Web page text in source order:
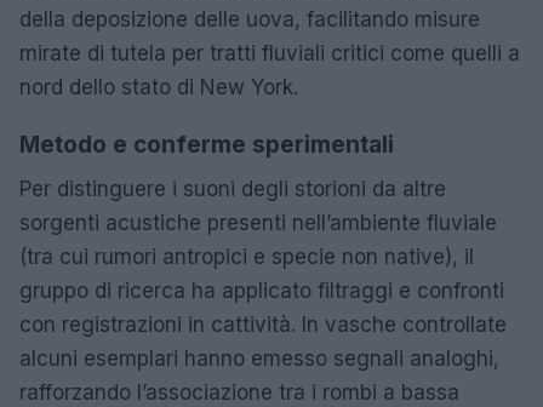
della deposizione delle uova, facilitando misure
mirate di tutela per tratti fluviali critici come quelli a
nord dello stato di New York.
Metodo e conferme sperimentali
Per distinguere i suoni degli storioni da altre
sorgenti acustiche presenti nell’ambiente fluviale
(tra cui rumori antropici e specie non native), il
gruppo di ricerca ha applicato filtraggi e confronti
con registrazioni in cattività. In vasche controllate
alcuni esemplari hanno emesso segnali analoghi,
rafforzando l’associazione tra i rombi a bassa